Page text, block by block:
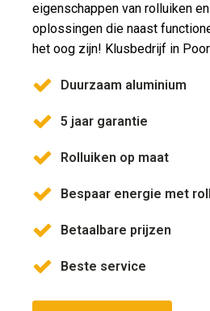
eigenschappen van rolluiken
oplossingen die naast
het oog zijn! Klusbedrijf in
Duurzaam aluminium
5 jaar garantie
Rolluiken op maat
Bespaar energie met
Betaalbare prijzen
Beste service